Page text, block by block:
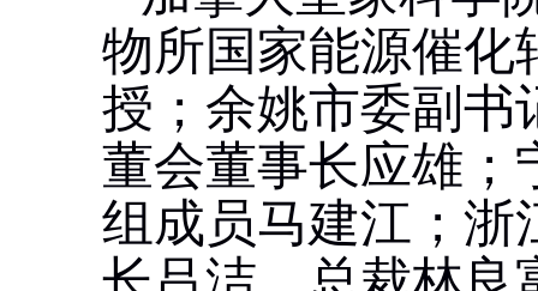
物所国家能源催化
授；余姚市委副书
董会董事长应雄；
组成员马建江；浙